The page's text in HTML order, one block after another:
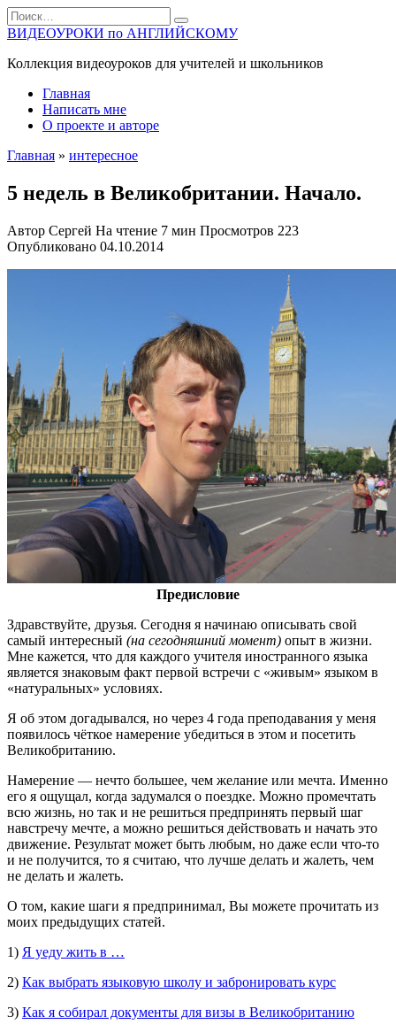
Перейти
к
содержанию
Search
for:
ВИДЕОУРОКИ по АНГЛИЙСКОМУ
Коллекция видеоуроков для учителей и школьников
Главная
Написать мне
О проекте и авторе
Главная » интересное
5 недель в Великобритании. Начало.
Автор Сергей На чтение 7 мин Просмотров 223
Опубликовано 04.10.2014
Предисловие
Здравствуйте, друзья. Сегодня я начинаю описывать свой
самый интересный (на сегодняшний момент) опыт в жизни.
Мне кажется, что для каждого учителя иностранного языка
является знаковым факт первой встречи с «живым» языком в
«натуральных» условиях.
Я об этом догадывался, но через 4 года преподавания у меня
появилось чёткое намерение убедиться в этом и посетить
Великобританию.
Намерение — нечто большее, чем желание или мечта. Именно
его я ощущал, когда задумался о поездке. Можно промечтать
всю жизнь, но так и не решиться предпринять первый шаг
навстречу мечте, а можно решиться действовать и начать это
движение. Результат может быть любым, но даже если что-то
и не получится, то я считаю, что лучше делать и жалеть, чем
не делать и жалеть.
О том, какие шаги я предпринимал, Вы можете прочитать из
моих предыдущих статей.
1) Я уеду жить в …
2) Как выбрать языковую школу и забронировать курс
3) Как я собирал документы для визы в Великобританию